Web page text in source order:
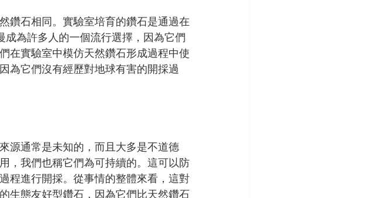
鑽石相同。實驗室培育的鑽石是通過在
為許多人的一個流行選擇，因為它們
在實驗室中模仿天然鑽石形成過程中使
為它們沒有經歷對地球有害的開採過
源通常是未知的，而且大多是不道德
，我們也稱它們為可持續的。這可以防
程進行開採。從事情的整體來看，這對
生態友好型鑽石，因為它們比天然鑽石